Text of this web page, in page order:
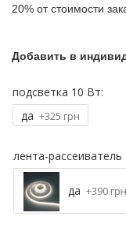
20% от стоимости
Добавить в
подсветка 10 Вт:
да +325 грн
лента-
да +390 грн